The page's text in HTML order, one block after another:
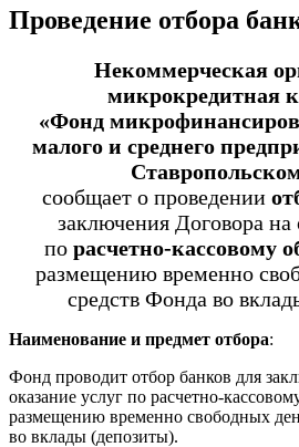
Проведение отбора
Некоммерческая
микрокредитная
«Фонд
малого и среднего
сообщает о проведении
заключения Договора на
по расчетно-кассовому
размещению временно
средств Фонда во
Наименование и предмет отбора:
Фонд проводит отбор банков для
оказание услуг по расчетно-
размещению временно свободных
во вклады (депозиты).